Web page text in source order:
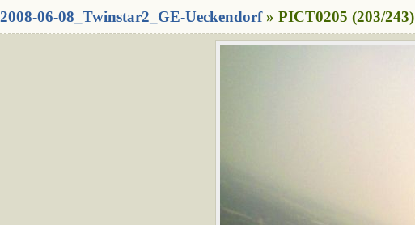
2008-06-08_Twinstar2_GE-Ueckendorf» PICT0205 (203/243)